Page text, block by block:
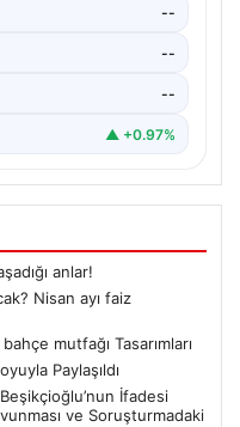
--
--
--
▲ +0.97%
anlar!
Nisan ayı faiz
mutfağı Tasarımları
Paylaşıldı
İfadesi
ve Soruşturmadaki